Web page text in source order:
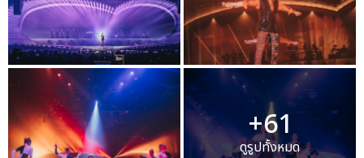
+61
ดูรูปทั้งหมด